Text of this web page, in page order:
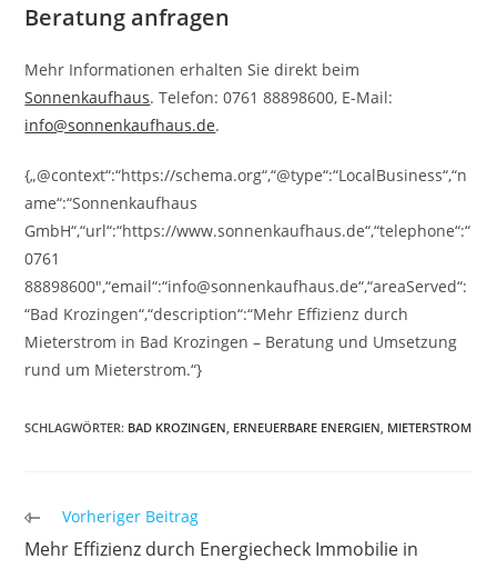
Beratung anfragen
Mehr Informationen erhalten Sie direkt beim
Sonnenkaufhaus. Telefon: 0761 88898600, E-Mail:
info@sonnenkaufhaus.de.
{„@context“:“https://schema.org“,“@type“:“LocalBusiness“,“n
ame“:“Sonnenkaufhaus
GmbH“,“url“:“https://www.sonnenkaufhaus.de“,“telephone“:“
0761
88898600″,“email“:“info@sonnenkaufhaus.de“,“areaServed“:
“Bad Krozingen“,“description“:“Mehr Effizienz durch
Mieterstrom in Bad Krozingen – Beratung und Umsetzung
rund um Mieterstrom.“}
SCHLAGWÖRTER: BAD KROZINGEN, ERNEUERBARE ENERGIEN, MIETERSTROM
Weitere
Artikel
ansehen
Vorheriger Beitrag
Mehr Effizienz durch Energiecheck Immobilie in